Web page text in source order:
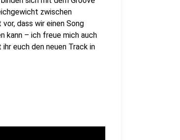
zwischen
dass wir einen Song
kann – ich freue mich auch
euch den neuen Track in